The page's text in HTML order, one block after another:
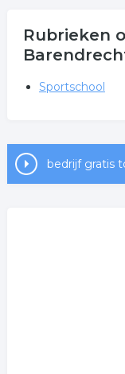
Rubrieken
Sportschool
bedrijf gratis